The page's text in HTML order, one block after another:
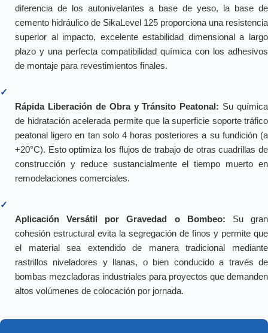
diferencia de los autonivelantes a base de yeso, la base de
cemento hidráulico de SikaLevel 125 proporciona una resistencia
superior al impacto, excelente estabilidad dimensional a largo
plazo y una perfecta compatibilidad química con los adhesivos
de montaje para revestimientos finales.
✓
Rápida Liberación de Obra y Tránsito Peatonal: Su química
de hidratación acelerada permite que la superficie soporte tráfico
peatonal ligero en tan solo 4 horas posteriores a su fundición (a
+20°C). Esto optimiza los flujos de trabajo de otras cuadrillas de
construcción y reduce sustancialmente el tiempo muerto en
remodelaciones comerciales.
✓
Aplicación Versátil por Gravedad o Bombeo: Su gran
cohesión estructural evita la segregación de finos y permite que
el material sea extendido de manera tradicional mediante
rastrillos niveladores y llanas, o bien conducido a través de
bombas mezcladoras industriales para proyectos que demanden
altos volúmenes de colocación por jornada.